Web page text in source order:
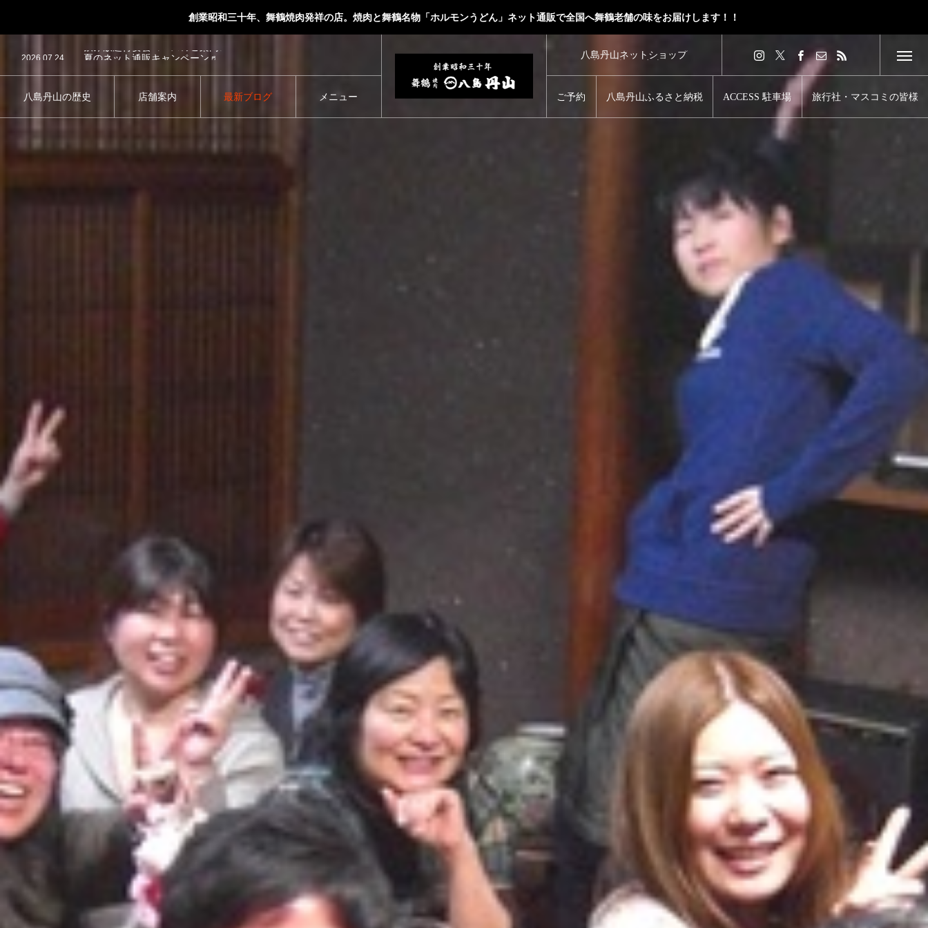
創業昭和三十年、舞鶴焼肉発祥の店。焼肉と舞鶴名物「ホルモンうどん」ネット通販で全国へ舞鶴老舗の味をお届けします！！
八島丹山の歴史 店舗案内 最新ブログ メニュー ご予約 八島丹山ふるさと納税 ACCESS 駐車場 旅行社・マスコミの皆様
2026.03.4 歓送迎会早割キャンペーン！！
2026.07.24 夏のネット通販キャンペーン♬
2026.05.16 ネットショップ送料無料キャンペーン！
2026.08.1 飲み放題付宴会コースのご案内♬
八島丹山ネットショップ